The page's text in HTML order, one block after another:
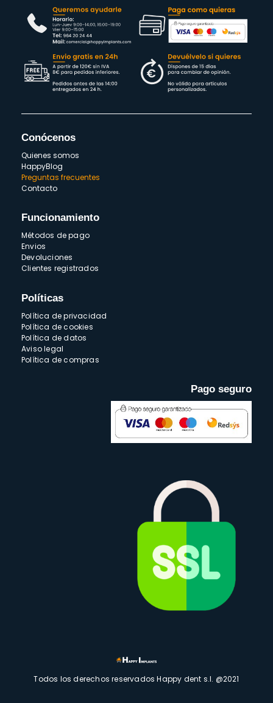
Conócenos
Quienes somos
HappyBlog
Preguntas frecuentes
Contacto
Funcionamiento
Métodos de pago
Envios
Devoluciones
Clientes registrados
Políticas
Política de privacidad
Política de cookies
Política de datos
Aviso legal
Política de compras
Pago seguro
Todos los derechos reservados Happy dent s.l. @2021